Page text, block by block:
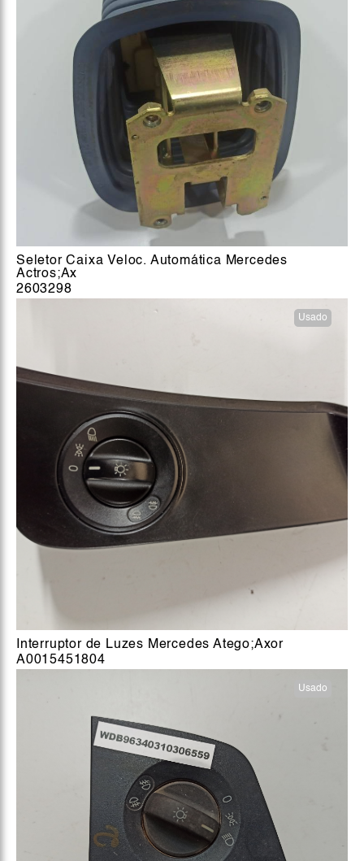
Seletor Caixa Veloc. Automática Mercedes
Actros;Ax
2603298
Usado
Interruptor de Luzes Mercedes Atego;Axor
A0015451804
Usado